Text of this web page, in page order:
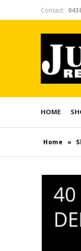
Contact:
HOME
Home »